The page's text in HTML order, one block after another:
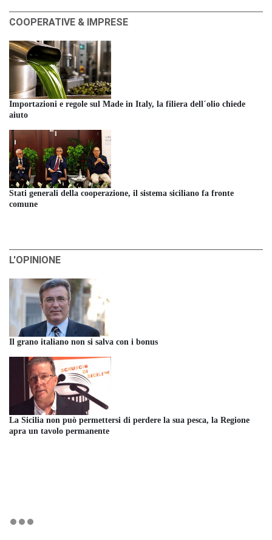
COOPERATIVE & IMPRESE
Importazioni e regole sul Made in Italy, la filiera dell´olio chiede
aiuto
Stati generali della cooperazione, il sistema siciliano fa fronte
comune
L'OPINIONE
Il grano italiano non si salva con i bonus
La Sicilia non può permettersi di perdere la sua pesca, la Regione
apra un tavolo permanente